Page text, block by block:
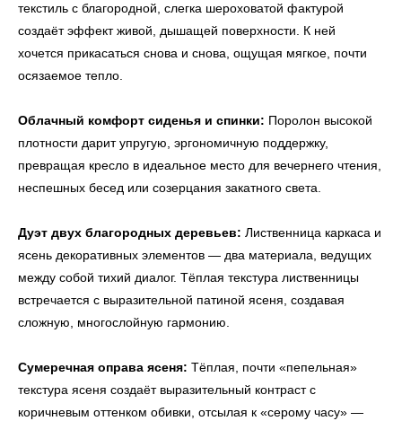
текстиль с благородной, слегка шероховатой фактурой
создаёт эффект живой, дышащей поверхности. К ней
хочется прикасаться снова и снова, ощущая мягкое, почти
осязаемое тепло.
Облачный комфорт сиденья и спинки: Поролон высокой
плотности дарит упругую, эргономичную поддержку,
превращая кресло в идеальное место для вечернего чтения,
неспешных бесед или созерцания закатного света.
Дуэт двух благородных деревьев: Лиственница каркаса и
ясень декоративных элементов — два материала, ведущих
между собой тихий диалог. Тёплая текстура лиственницы
встречается с выразительной патиной ясеня, создавая
сложную, многослойную гармонию.
Сумеречная оправа ясеня: Тёплая, почти «пепельная»
текстура ясеня создаёт выразительный контраст с
коричневым оттенком обивки, отсылая к «серому часу» —